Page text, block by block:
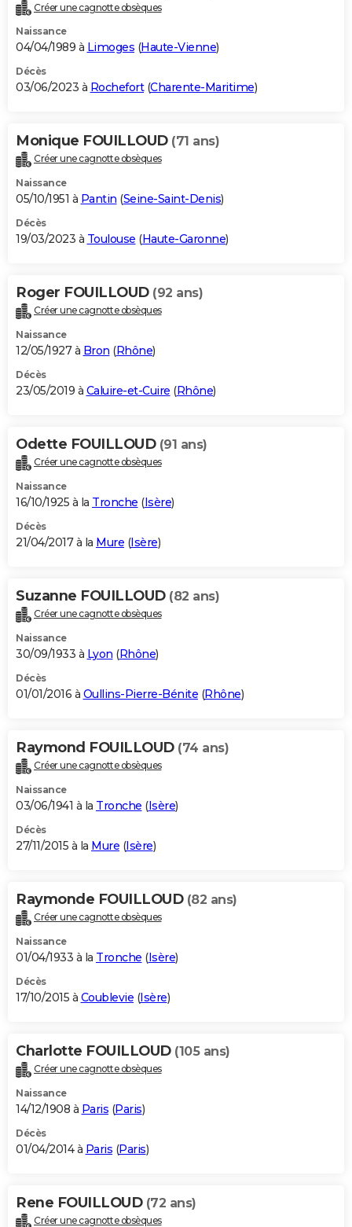
Créer une cagnotte obsèques
Naissance
04/04/1989 à Limoges (Haute-Vienne)
Décès
03/06/2023 à Rochefort(Charente-Maritime)
Monique FOUILLOUD (71 ans)
Créer une cagnotte obsèques
Naissance
05/10/1951 à Pantin (Seine-Saint-Denis)
Décès
19/03/2023 à Toulouse (Haute-Garonne)
Roger FOUILLOUD (92 ans)
Créer une cagnotte obsèques
Naissance
12/05/1927 à Bron (Rhône)
Décès
23/05/2019 à Caluire-et-Cuire (Rhône)
Odette FOUILLOUD (91 ans)
Créer une cagnotte obsèques
Naissance
16/10/1925 à la Tronche (Isère)
Décès
21/04/2017 à la Mure (Isère)
Suzanne FOUILLOUD (82 ans)
Créer une cagnotte obsèques
Naissance
30/09/1933 à Lyon (Rhône)
Décès
01/01/2016 à Oullins-Pierre-Bénite (Rhône)
Raymond FOUILLOUD (74 ans)
Créer une cagnotte obsèques
Naissance
03/06/1941 à la Tronche (Isère)
Décès
27/11/2015 à la Mure (Isère)
Raymonde FOUILLOUD (82 ans)
Créer une cagnotte obsèques
Naissance
01/04/1933 à la Tronche (Isère)
Décès
17/10/2015 à Coublevie (Isère)
Charlotte FOUILLOUD (105 ans)
Créer une cagnotte obsèques
Naissance
14/12/1908 à Paris (Paris)
Décès
01/04/2014 à Paris (Paris)
Rene FOUILLOUD (72 ans)
Créer une cagnotte obsèques